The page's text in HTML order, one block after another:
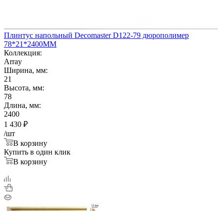
Плинтус напольный Decomaster D122-79 дюрополимер
78*21*2400ММ
Коллекция:
Array
Ширина, мм:
21
Высота, мм:
78
Длина, мм:
2400
1 430 ₽
/шт
В корзину
Купить в один клик
В корзину